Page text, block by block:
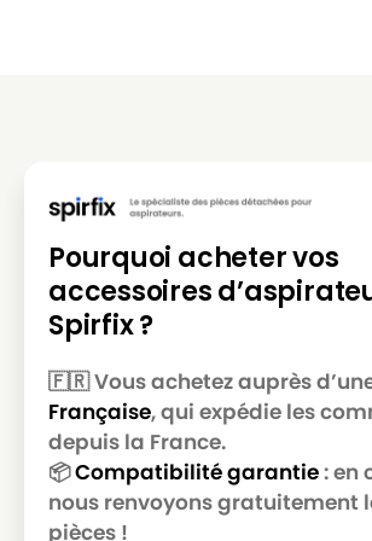
KARCHER
KARCHER A 2206 X
KARCHER
KARCHER A 2224 PT
KARCHER
KARCHER A 2231 pt
KARCHER
KARCHER
KARCHER A 2236 X pt
KARCHER
KARCHER A 2251
KARCHER
KARCHER A 2251 Me
KARCHER
Pourquoi acheter vos
accessoires
Spirfix ?
🇫🇷 Vous achetez auprès
Française, qui expédie les
depuis la France.
📦Compatibilité garantie: en
nous renvoyons gratuitement
pièces !